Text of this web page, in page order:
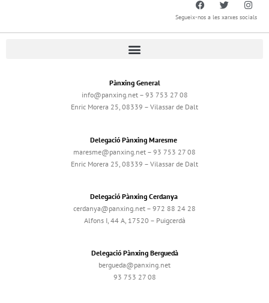
Segueix-nos a les xarxes socials
Pànxing General
info@panxing.net – 93 753 27 08
Enric Morera 25, 08339 – Vilassar de Dalt
Delegació Pànxing Maresme
maresme@panxing.net – 93 753 27 08
Enric Morera 25, 08339 – Vilassar de Dalt
Delegació Pànxing Cerdanya
cerdanya@panxing.net – 972 88 24 28
Alfons I, 44 A, 17520 – Puigcerdà
Delegació Pànxing Berguedà
bergueda@panxing.net
93 753 27 08